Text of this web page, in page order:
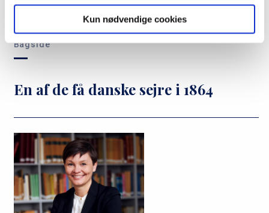
Kun nødvendige cookies
Bagside
En af de få danske sejre i 1864